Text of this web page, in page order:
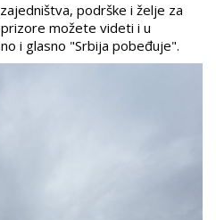
podrške i želje za
možete videti i u
i glasno "Srbija pobeđuje".